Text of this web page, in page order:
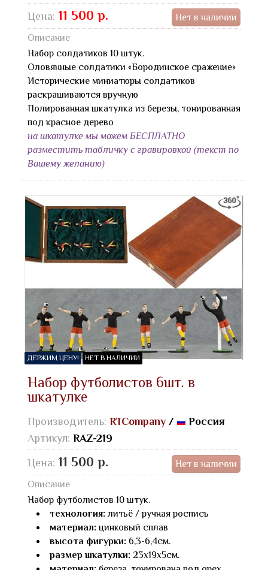
Цена: 11 500 р.
Нет в наличии
Описание
Набор солдатиков 10 штук.
Оловянные солдатики «Бородинское сражение»
Исторические миниатюры солдатиков
раскрашиваются вручную
Полированная шкатулка из березы, тонированная
под красное дерево
на шкатулке мы можем БЕСПЛАТНО
разместить табличку с гравировкой (текст по
Вашему желанию)
ДЕРЖИМ ЦЕНУ! НЕТ В НАЛИЧИИ
Набор футболистов 6шт. в
шкатулке
Производитель: RTCompany /
Россия
Артикул: RAZ-219
Цена: 11 500 р.
Нет в наличии
Описание
Набор футболистов 10 штук.
технология: литьё / ручная роспись
материал: цинковый сплав
высота фигурки: 6,3-6,4см.
размер шкатулки: 23х19х5см.